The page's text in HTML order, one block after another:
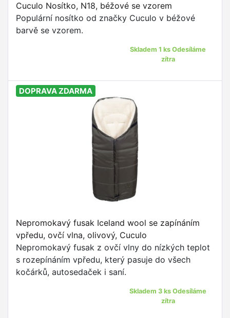
Cuculo Nosítko, N18, béžové se vzorem
Populární nosítko od značky Cuculo v béžové
barvě se vzorem.
Skladem 1 ks Odesíláme
zítra
DOPRAVA ZDARMA
Nepromokavý fusak Iceland wool se zapínáním
vpředu, ovčí vlna, olivový, Cuculo
Nepromokavý fusak z ovčí vlny do nízkých teplot
s rozepínáním vpředu, který pasuje do všech
kočárků, autosedaček i saní.
Skladem 3 ks Odesíláme
zítra